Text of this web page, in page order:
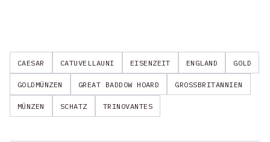
CAESAR CATUVELLAUNI EISENZEIT ENGLAND GOLD
GOLDMÜNZEN GREAT BADDOW HOARD GROSSBRITANNIEN
MÜNZEN SCHATZ TRINOVANTES